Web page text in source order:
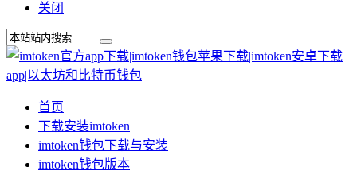
关闭
首页
下载安装imtoken
imtoken钱包下载与安装
imtoken钱包版本